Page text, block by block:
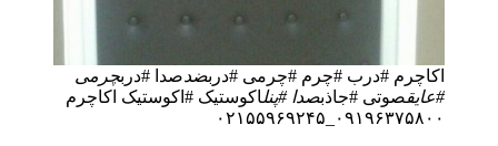
اکاچرم #درب #چرم #چرمی #دربضدصدا #دربچرمی
#عایقصوتی #جاذبصدا #پنلاکوستیک #اکوستیک اکاچرم
۰۹۱۹۶۳۷۵۸۰۰_۰۲۱۵۵۹۶۹۲۴۵